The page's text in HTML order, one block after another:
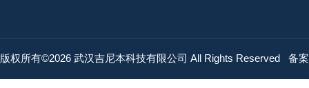
版权所有©2026 武汉吉尼本科技有限公司 All Rights Reserved 备